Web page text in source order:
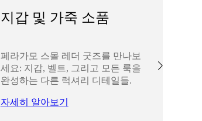
지갑 및 가죽 소품
페라가모 스몰 레더 굿즈를 만나보
세요: 지갑, 벨트, 그리고 모든 룩을
완성하는 다른 럭셔리 디테일들.
자세히 알아보기